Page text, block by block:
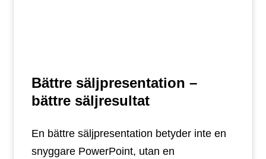
Bättre säljpresentation –
bättre säljresultat
En bättre säljpresentation betyder inte en
snyggare PowerPoint, utan en